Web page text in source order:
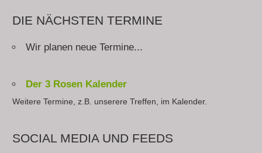
DIE NÄCHSTEN TERMINE
Wir planen neue Termine...
Der 3 Rosen Kalender
Weitere Termine, z.B. unserere Treffen, im Kalender.
SOCIAL MEDIA UND FEEDS